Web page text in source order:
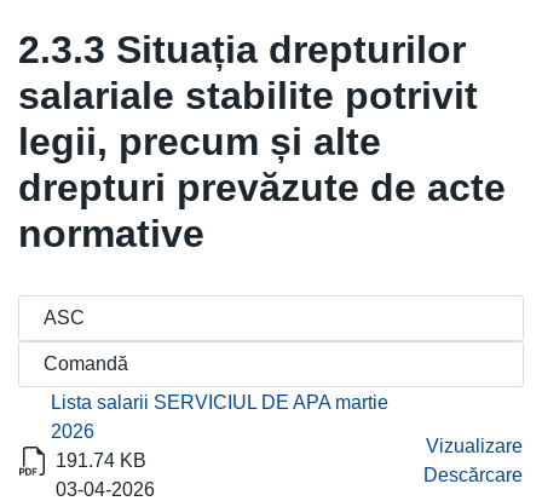
2.3.3 Situația drepturilor
salariale stabilite potrivit
legii, precum și alte
drepturi prevăzute de acte
normative
Titlu
Descărcare
Lista salarii SERVICIUL DE APA martie
2026
191.74 KB
03-04-2026
Vizualizare
Descărcare